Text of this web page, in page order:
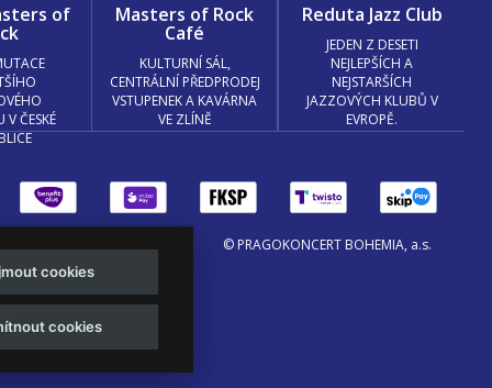
of
V ČESKÉ
Masters of Rock
Café
KULTURNÍ SÁL,
CENTRÁLNÍ PŘEDPRODEJ
VSTUPENEK A KAVÁRNA
VE ZLÍNĚ
Reduta Jazz Club
JEDEN Z DESETI
NEJLEPŠÍCH A
NEJSTARŠÍCH
JAZZOVÝCH KLUBŮ V
EVROPĚ.
© PRAGOKONCERT BOHEMIA, a.s.
aViktor Eyermann
cookies
cookies